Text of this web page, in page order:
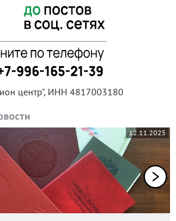
центр", ИНН 4817003180
12.11.2025